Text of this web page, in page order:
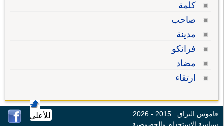
كلمة
صاحب
مدينة
فرانكو
مضاد
ارتقاء
للأعلى
قاموس البراق : 2015 - 2026